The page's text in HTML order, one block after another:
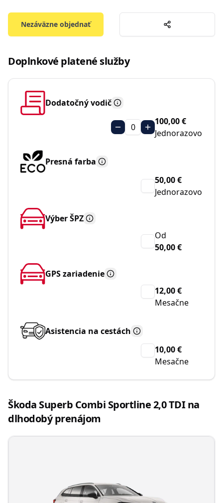
Nezáväzne objednať
Doplnkové platené služby
Dodatočný vodič
0
100,00 €
Jednorazovo
Presná farba
50,00 €
Jednorazovo
Výber ŠPZ
Od
50,00 €
GPS zariadenie
12,00 €
Mesačne
Asistencia na cestách
10,00 €
Mesačne
Škoda Superb Combi Sportline 2,0 TDI na
dlhodobý prenájom